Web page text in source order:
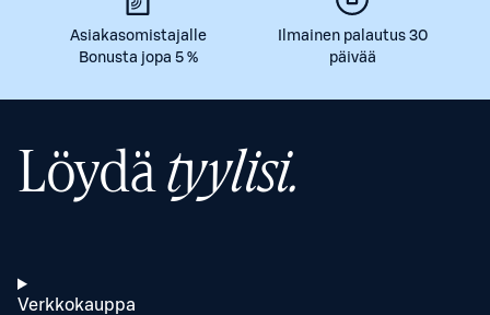
Asiakasomistajalle
Bonusta jopa 5 %
Ilmainen palautus 30
päivää
Löydätyylisi.
Verkkokauppa